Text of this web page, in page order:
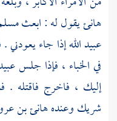
هانئيقول له : ابعث
عبيد اللهإذا جاء يعودني
في الخباء ، فإذا جلس
إليك ، فاخرج فاقتله .
شريكوعندههانئ بن